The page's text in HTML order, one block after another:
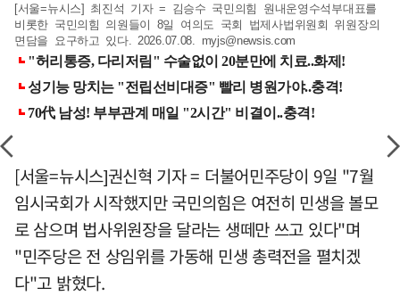
[서울=뉴시스] 최진석 기자 = 김승수 국민의힘 원내운영수석부대표를
비롯한 국민의힘 의원들이 8일 여의도 국회 법제사법위원회 위원장의
면담을 요구하고 있다. 2026.07.08. myjs@newsis.com
[서울=뉴시스]권신혁 기자 = 더불어민주당이 9일 "7월
임시국회가 시작했지만 국민의힘은 여전히 민생을 볼모
로 삼으며 법사위원장을 달라는 생떼만 쓰고 있다"며
"민주당은 전 상임위를 가동해 민생 총력전을 펼치겠
다"고 밝혔다.